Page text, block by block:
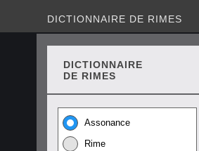
DICTIONNAIRE DE RIMES
DICTIONNAIRE
DE RIMES
Assonance
Rime